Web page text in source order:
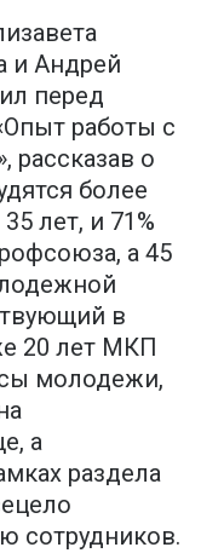
и Андрей
перед
работы с
о
более
лет, и 71%
а 45
в
20 лет МКП
молодежи,
а
раздела
сотрудников.